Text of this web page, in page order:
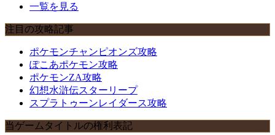
一覧を見る
注目の攻略記事
ポケモンチャンピオンズ攻略
ぽこあポケモン攻略
ポケモンZA攻略
幻想水滸伝スターリープ
スプラトゥーンレイダース攻略
当ゲームタイトルの権利表記